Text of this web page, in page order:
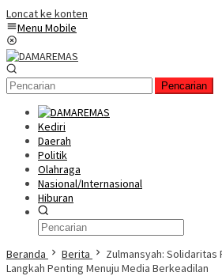
Loncat ke konten
Menu Mobile
Pencarian
Kediri
Daerah
Politik
Olahraga
Nasional/Internasional
Hiburan
Beranda Berita
Zulmansyah: Solidaritas
Langkah Penting Menuju Media Berkeadilan